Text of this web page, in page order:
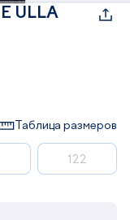
ULLA
Таблица размеров
122